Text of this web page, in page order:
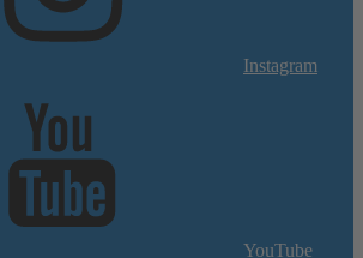
Instagram
YouTube